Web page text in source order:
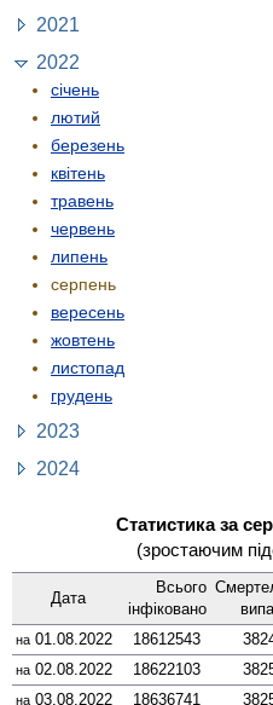
2021
2022
січень
лютий
березень
квітень
травень
червень
липень
серпень
вересень
жовтень
листопад
грудень
2023
2024
Статистика за
(зростаючим
Дата
Всього
інфі­ковано
на 01.08.2022 18612543
на 02.08.2022 18622103
на 03.08.2022 18636741